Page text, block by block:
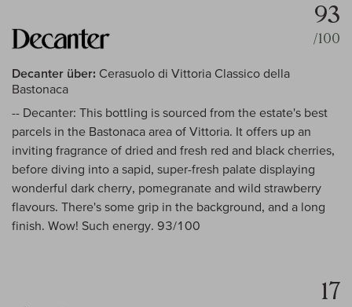
93
/100
Decanter über: Cerasuolo di Vittoria Classico della
Bastonaca
-- Decanter: This bottling is sourced from the estate's best
parcels in the Bastonaca area of Vittoria. It offers up an
inviting fragrance of dried and fresh red and black cherries,
before diving into a sapid, super-fresh palate displaying
wonderful dark cherry, pomegranate and wild strawberry
flavours. There's some grip in the background, and a long
finish. Wow! Such energy. 93/100
17